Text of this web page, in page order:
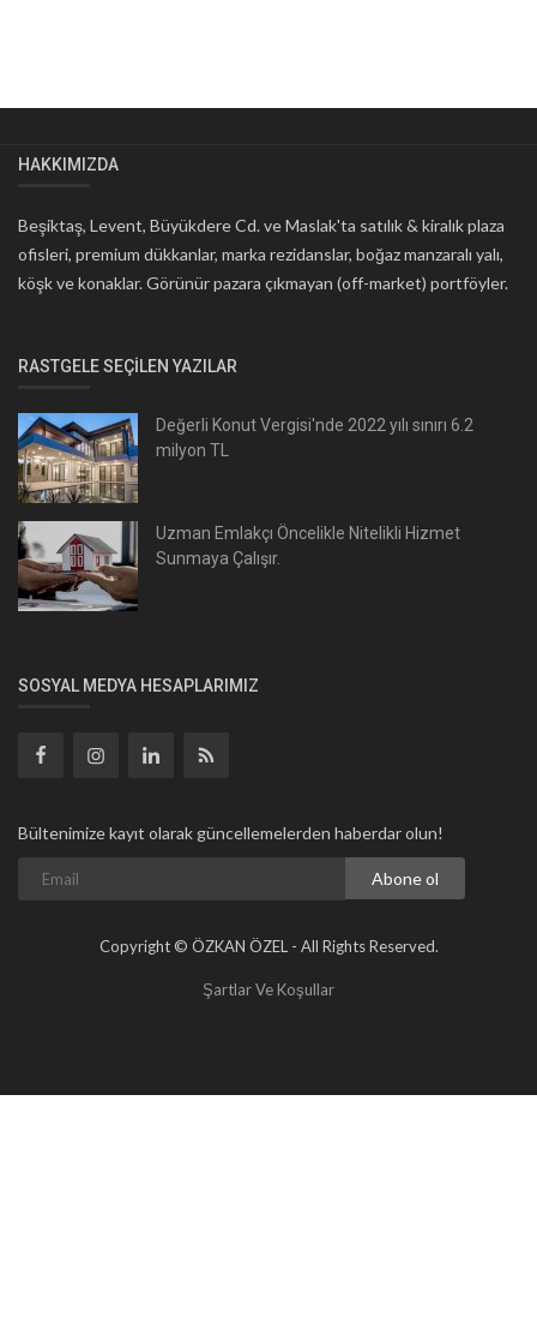
HAKKIMIZDA
Beşiktaş, Levent, Büyükdere Cd. ve Maslak'ta satılık & kiralık plaza
ofisleri, premium dükkanlar, marka rezidanslar, boğaz manzaralı yalı,
köşk ve konaklar. Görünür pazara çıkmayan (off-market) portföyler.
RASTGELE SEÇILEN YAZILAR
Değerli Konut Vergisi'nde 2022 yılı sınırı 6.2
milyon TL
Uzman Emlakçı Öncelikle Nitelikli Hizmet
Sunmaya Çalışır.
SOSYAL MEDYA HESAPLARIMIZ
Bültenimize kayıt olarak güncellemelerden haberdar olun!
Abone ol
Copyright © ÖZKAN ÖZEL - All Rights Reserved.
Şartlar Ve Koşullar